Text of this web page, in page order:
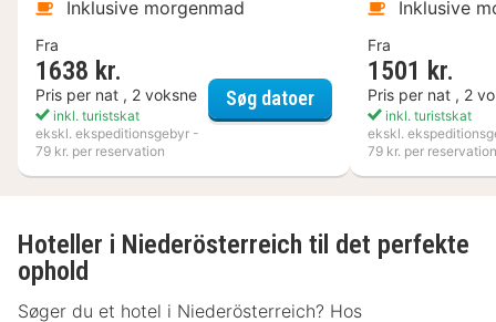
Inklusive morgenmad
Fra
1638 kr.
Pris per nat , 2 voksne
inkl. turistskat
ekskl. ekspeditionsgebyr -
79 kr. per reservation
Søg datoerKosta Boda Art Hotel
Inklusive
Fra
1501 kr.
Pris per nat , 2
inkl. turistskat
ekskl.
79 kr. per reservation
Hoteller i Niederösterreich til det perfekte
ophold
Søger du et hotel i Niederösterreich? Hos